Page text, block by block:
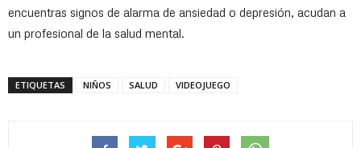
encuentras signos de alarma de ansiedad o depresión, acudan a
un profesional de la salud mental.
ETIQUETAS NIÑOS SALUD VIDEOJUEGO